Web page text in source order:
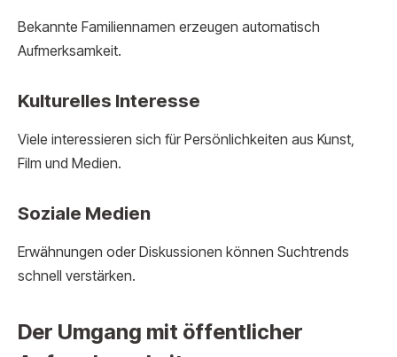
Bekannte Familiennamen erzeugen automatisch
Aufmerksamkeit.
Kulturelles Interesse
Viele interessieren sich für Persönlichkeiten aus Kunst,
Film und Medien.
Soziale Medien
Erwähnungen oder Diskussionen können Suchtrends
schnell verstärken.
Der Umgang mit öffentlicher